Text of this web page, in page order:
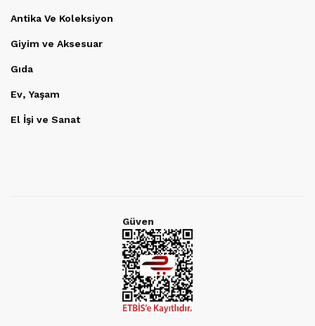
Antika Ve Koleksiyon
Giyim ve Aksesuar
Gıda
Ev, Yaşam
El İşi ve Sanat
Güven